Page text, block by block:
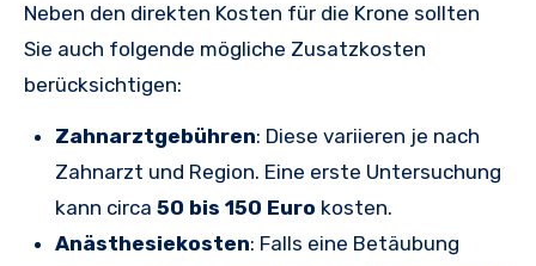
Neben den direkten Kosten für die Krone sollten
Sie auch folgende mögliche Zusatzkosten
berücksichtigen:
Zahnarztgebühren: Diese variieren je nach
Zahnarzt und Region. Eine erste Untersuchung
kann circa 50 bis 150 Euro kosten.
Anästhesiekosten: Falls eine Betäubung